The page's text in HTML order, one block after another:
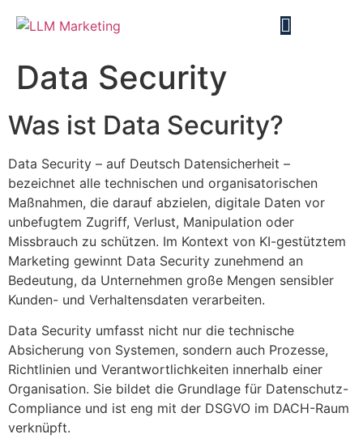
Data Security
Was ist Data Security?
Data Security – auf Deutsch Datensicherheit –
bezeichnet alle technischen und organisatorischen
Maßnahmen, die darauf abzielen, digitale Daten vor
unbefugtem Zugriff, Verlust, Manipulation oder
Missbrauch zu schützen. Im Kontext von KI-gestütztem
Marketing gewinnt Data Security zunehmend an
Bedeutung, da Unternehmen große Mengen sensibler
Kunden- und Verhaltensdaten verarbeiten.
Data Security umfasst nicht nur die technische
Absicherung von Systemen, sondern auch Prozesse,
Richtlinien und Verantwortlichkeiten innerhalb einer
Organisation. Sie bildet die Grundlage für Datenschutz-
Compliance und ist eng mit der DSGVO im DACH-Raum
verknüpft.